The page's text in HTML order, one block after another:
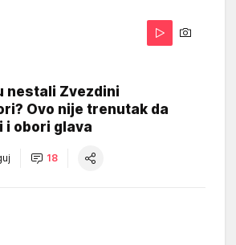
nestali Zvezdini
Ovo nije trenutak da
i obori glava
18